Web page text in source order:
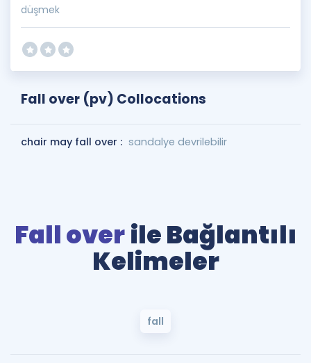
düşmek
Fall over (pv) Collocations
chair may fall over : sandalye devrilebilir
Fall overile Bağlantılı
Kelimeler
fall